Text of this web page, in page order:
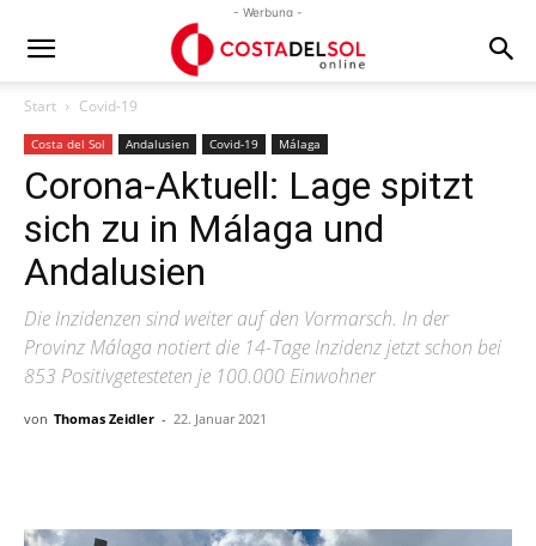
- Werbung -
Start Covid-19
Costa del Sol Andalusien Covid-19 Málaga
Corona-Aktuell: Lage spitzt
sich zu in Málaga und
Andalusien
Die Inzidenzen sind weiter auf den Vormarsch. In der
Provinz Málaga notiert die 14-Tage Inzidenz jetzt schon bei
853 Positivgetesteten je 100.000 Einwohner
von Thomas Zeidler - 22. Januar 2021